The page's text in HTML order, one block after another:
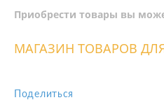
Приобрести товары вы
МАГАЗИН ТОВАРОВ
Поделиться